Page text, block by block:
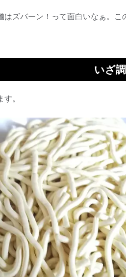
はズバーン！って面白いなぁ。
いざ
。